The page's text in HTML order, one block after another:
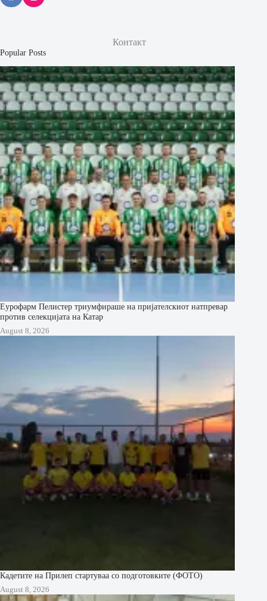
Контакт
Popular Posts
Еурофарм Пелистер триумфираше на пријателскиот натпревар
против селекцијата на Катар
August 8, 2026
Кадетите на Прилеп стартуваа со подготовките (ФОТО)
August 8, 2026